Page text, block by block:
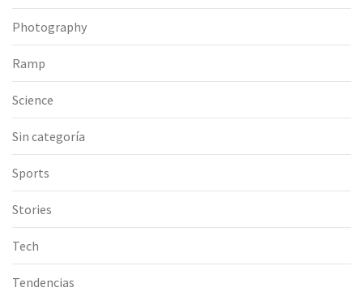
Photography
Ramp
Science
Sin categoría
Sports
Stories
Tech
Tendencias